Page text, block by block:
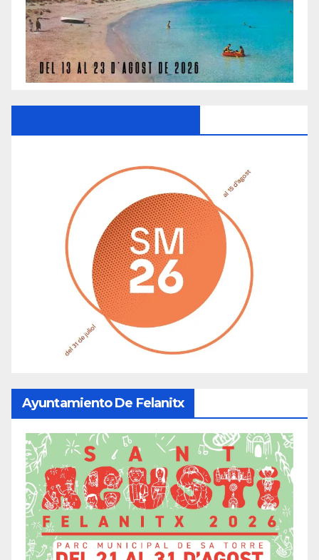
Ayuntamiento De Felanitx